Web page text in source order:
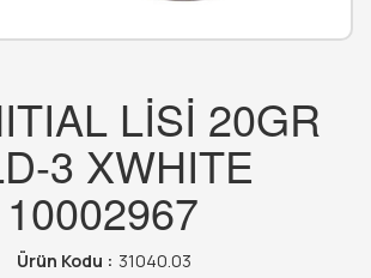
LİSİ 20GR
3 XWHITE
10002967
Ürün Kodu : 31040.03